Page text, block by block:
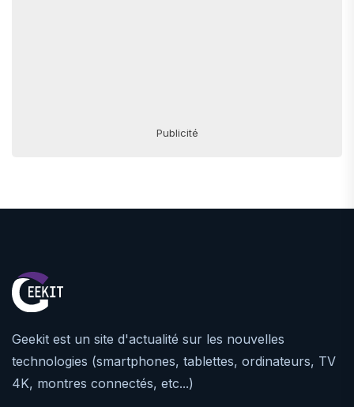
Publicité
Geekit est un site d'actualité sur les nouvelles
technologies (smartphones, tablettes, ordinateurs, TV
4K, montres connectés, etc...)